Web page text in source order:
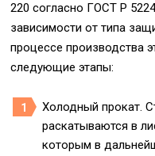
220 согласно ГОСТ Р
зависимости от типа
процессе производства
следующие этапы:
Холодный прокат.
раскатываются в
которым в